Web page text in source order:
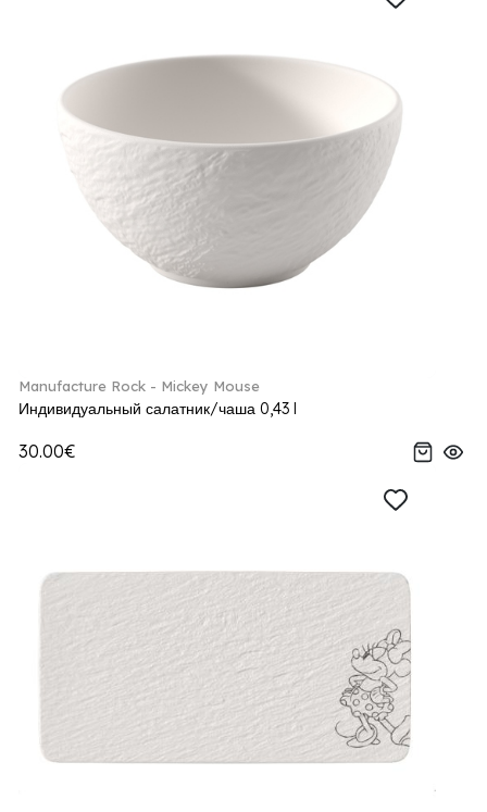
Manufacture Rock - Mickey Mouse
Индивидуальный салатник/чаша 0,43 l
30.00€